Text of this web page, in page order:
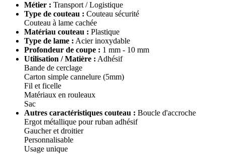
Métier : Transport / Logistique
Type de couteau : Couteau sécurité
Couteau à lame cachée
Matériau couteau : Plastique
Type de lame : Acier inoxydable
Profondeur de coupe : 1 mm - 10 mm
Utilisation / Matière : Adhésif
Bande de cerclage
Carton simple cannelure (5mm)
Fil et ficelle
Matériaux en rouleaux
Sac
Autres caractéristiques couteau : Boucle d'accroche
Ergot métallique pour ruban adhésif
Gaucher et droitier
Personnalisable
Usage unique